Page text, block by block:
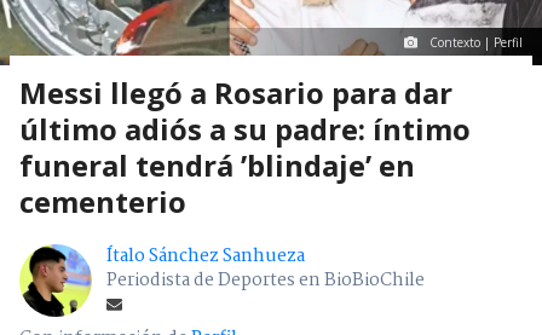
Contexto | Perfil
Messi llegó a Rosario para dar
último adiós a su padre: íntimo
funeral tendrá ’blindaje’ en
cementerio
Ítalo Sánchez Sanhueza
Periodista de Deportes en BioBioChile